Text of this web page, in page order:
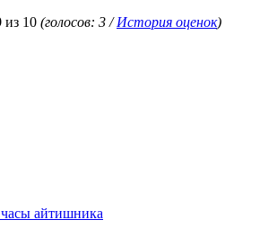
из 10 (голосов: 3 /История оценок)
айтишника